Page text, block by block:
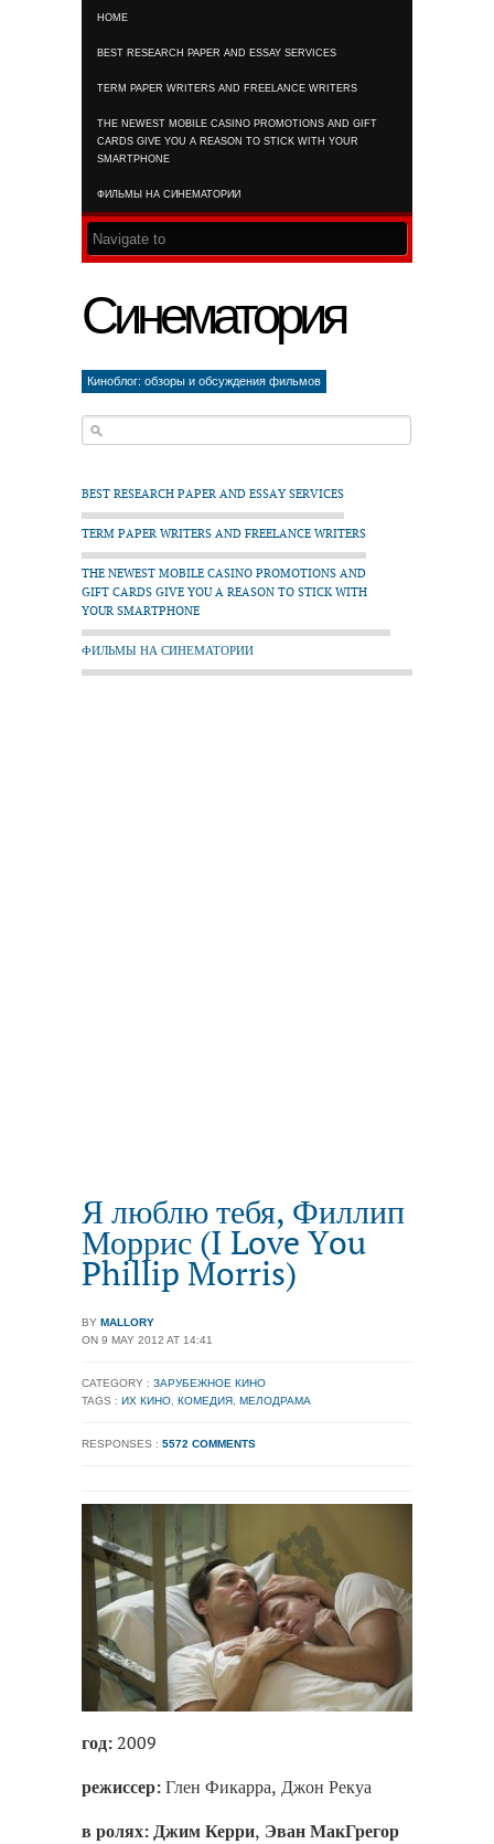
HOME
BEST RESEARCH PAPER AND ESSAY SERVICES
TERM PAPER WRITERS AND FREELANCE WRITERS
THE NEWEST MOBILE CASINO PROMOTIONS AND GIFT
CARDS GIVE YOU A REASON TO STICK WITH YOUR
SMARTPHONE
ФИЛЬМЫ НА СИНЕМАТОРИИ
Синематория
Киноблог: обзоры и обсуждения фильмов
BEST RESEARCH PAPER AND ESSAY SERVICES
TERM PAPER WRITERS AND FREELANCE WRITERS
THE NEWEST MOBILE CASINO PROMOTIONS AND
GIFT CARDS GIVE YOU A REASON TO STICK WITH
YOUR SMARTPHONE
ФИЛЬМЫ НА СИНЕМАТОРИИ
Я люблю тебя, Филлип
Моррис (I Love You
Phillip Morris)
BY MALLORY
ON 9 MAY 2012 AT 14:41
CATEGORY : ЗАРУБЕЖНОЕ КИНО
TAGS : ИХ КИНО КОМЕДИЯ МЕЛОДРАМА
RESPONSES : 5572 COMMENTS
год:2009
режиссер:Глен Фикарра, Джон Рекуа
в ролях:Джим Керри, Эван МакГрегор